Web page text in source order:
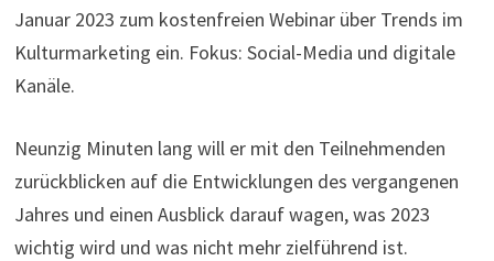
Januar 2023 zum kostenfreien Webinar über Trends im
Kulturmarketing ein. Fokus: Social-Media und digitale
Kanäle.
Neunzig Minuten lang will er mit den Teilnehmenden
zurückblicken auf die Entwicklungen des vergangenen
Jahres und einen Ausblick darauf wagen, was 2023
wichtig wird und was nicht mehr zielführend ist.